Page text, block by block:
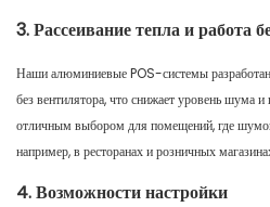
3. Рассеивание тепла и работа
Наши алюминиевые POS-системы
без вентилятора, что снижает уровень шума
отличным выбором для помещений, где
например, в ресторанах и розничных
4. Возможности настройки